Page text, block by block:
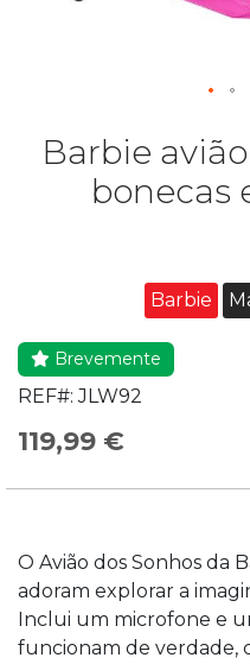
Barbie
bonecas
Barbie
Brevemente
REF#: JLW92
119,99 €
O Avião dos Sonhos da
adoram explorar a
Inclui um microfone e
funcionam de verdade,